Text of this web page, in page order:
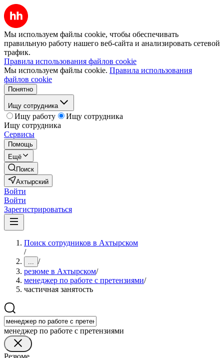
Мы используем файлы cookie, чтобы обеспечивать
правильную работу нашего веб-сайта и анализировать сетевой
трафик.
Правила использования файлов cookie
Мы используем файлы cookie. Правила использования
файлов cookie
Понятно
Ищу сотрудника
Ищу работу
Ищу сотрудника
Ищу сотрудника
Сервисы
Помощь
Ещё
Поиск
Ахтырский
Войти
Войти
Зарегистрироваться
Поиск сотрудников в Ахтырском
/
... /
резюме в Ахтырском/
менеджер по работе с претензиями/
частичная занятость
менеджер по работе с претензиями
Резюме